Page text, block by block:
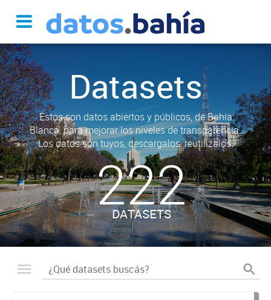
Datasets
Estos son datos abiertos y públicos, de Bahía
Blanca, para mejorar los niveles de transparencia.
Los datos son tuyos, descargalos, reutilizalos.
222
DATASETS